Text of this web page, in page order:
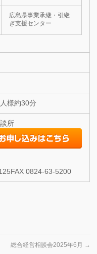
広島県事業承継・引継
ぎ支援センター
様約30分
所
0824-63-5200
総合経営相談会2025年6月 →